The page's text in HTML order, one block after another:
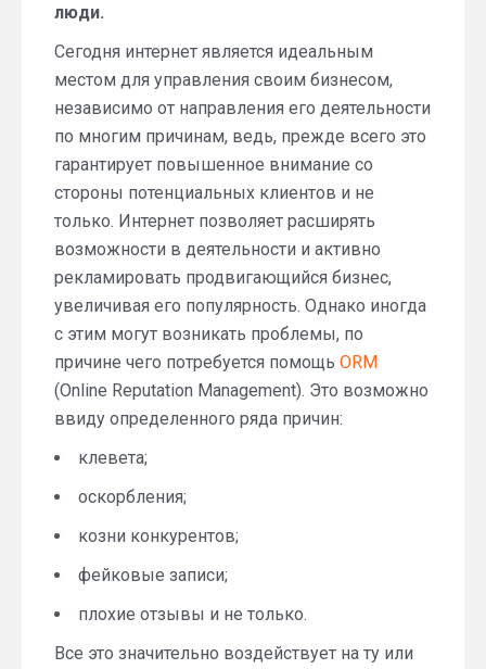
люди.
Сегодня интернет является идеальным
местом для управления своим бизнесом,
независимо от направления его деятельности
по многим причинам, ведь, прежде всего это
гарантирует повышенное внимание со
стороны потенциальных клиентов и не
только. Интернет позволяет расширять
возможности в деятельности и активно
рекламировать продвигающийся бизнес,
увеличивая его популярность. Однако иногда
с этим могут возникать проблемы, по
причине чего потребуется помощь ORM
(Online Reputation Management). Это возможно
ввиду определенного ряда причин:
клевета;
оскорбления;
козни конкурентов;
фейковые записи;
плохие отзывы и не только.
Все это значительно воздействует на ту или